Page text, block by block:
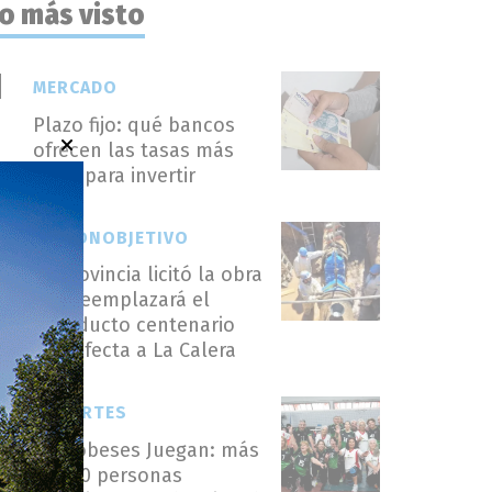
más visto
Plazo fijo: qué bancos
ofrecen las tasas más
altas para invertir
MERCADO
La Provincia licitó la obra
que reemplazará el
acueducto centenario
que afecta a La Calera
REGIÓNOBJETIVO
Cordobeses Juegan: más
de 150 personas
DEPORTES